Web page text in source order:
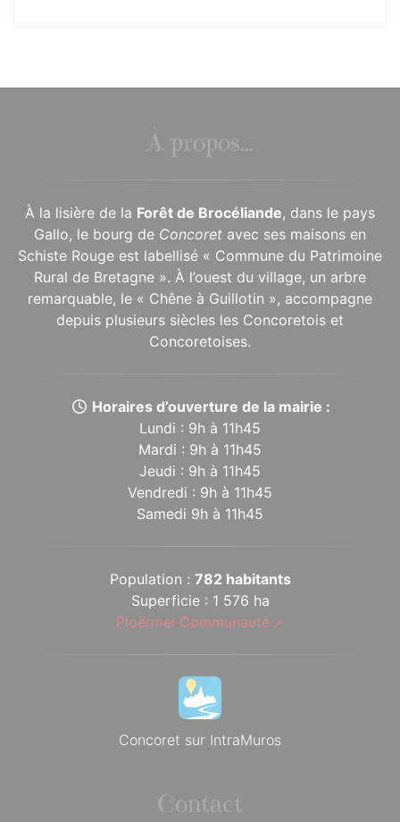
À propos...
À la lisière de la Forêt de Brocéliande, dans le pays
Gallo, le bourg de Concoret avec ses maisons en
Schiste Rouge est labellisé « Commune du Patrimoine
Rural de Bretagne ». À l’ouest du village, un arbre
remarquable, le « Chêne à Guillotin », accompagne
depuis plusieurs siècles les Concoretois et
Concoretoises.
Horaires d’ouverture de la mairie :
Lundi : 9h à 11h45
Mardi : 9h à 11h45
Jeudi : 9h à 11h45
Vendredi : 9h à 11h45
Samedi 9h à 11h45
Population : 782 habitants
Superficie : 1 576 ha
Ploërmel Communauté
Concoret sur IntraMuros
Contact